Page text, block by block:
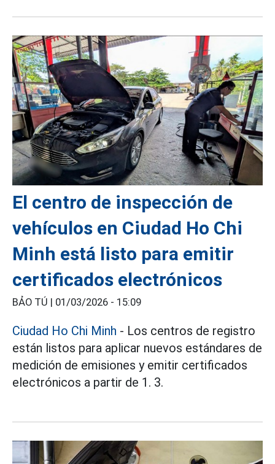
El centro de inspección de
vehículos en Ciudad Ho Chi
Minh está listo para emitir
certificados electrónicos
BẢO TÚ | 01/03/2026 - 15:09
Ciudad Ho Chi Minh - Los centros de registro
están listos para aplicar nuevos estándares de
medición de emisiones y emitir certificados
electrónicos a partir de 1. 3.